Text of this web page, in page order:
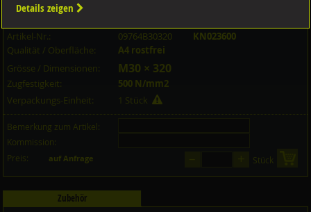
Artikel-Informationen
Artikel-Nr.:
09764B30320
KN023600
Qualität / Oberfläche:
A4 rostfrei
Grösse / Dimensionen:
M30 × 320
Zugfestigkeit:
500 N/mm2
Verpackungs-Einheit:
1 Stück
Bemerkung zum Artikel:
Kommission:
Preis:
auf Anfrage Stück
Zubehör
Details zeigen